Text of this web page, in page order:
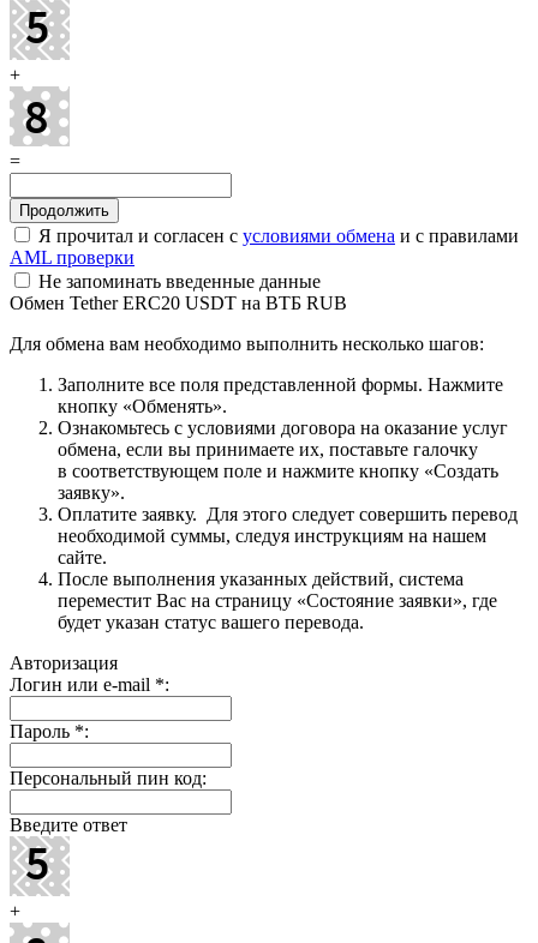
+
=
Я прочитал и согласен с условиями обмена и с правилами
AML проверки
Не запоминать введенные данные
Обмен Tether ERC20 USDT на ВТБ RUB
Для обмена вам необходимо выполнить несколько шагов:
Заполните все поля представленной формы. Нажмите
кнопку «Обменять».
Ознакомьтесь с условиями договора на оказание услуг
обмена, если вы принимаете их, поставьте галочку
в соответствующем поле и нажмите кнопку «Создать
заявку».
Оплатите заявку. Для этого следует совершить перевод
необходимой суммы, следуя инструкциям на нашем
сайте.
После выполнения указанных действий, система
переместит Вас на страницу «Состояние заявки», где
будет указан статус вашего перевода.
Авторизация
Логин или e-mail *:
Пароль *:
Персональный пин код:
Введите ответ
+